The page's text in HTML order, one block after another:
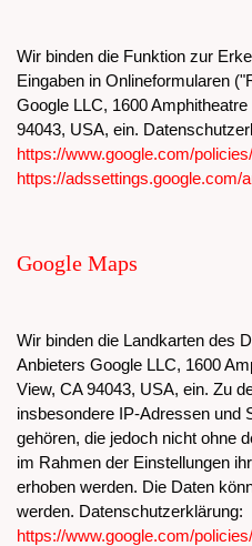
Wir binden die Funktion zur
Eingaben in Onlineformularen
Google LLC, 1600
94043, USA, ein.
https://www.google.com/
https://adssettings.google.com/
Google Maps
Wir binden die Landkarten des
Anbieters Google LLC, 1600
View, CA 94043, USA, ein. Zu
insbesondere IP-Adressen und
gehören, die jedoch nicht ohne
im Rahmen der Einstellungen
erhoben werden. Die Daten
werden. Datenschutzerklärung:
https://www.google.com/